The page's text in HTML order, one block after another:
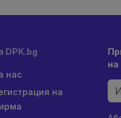
DPK.bg
нас
на
на